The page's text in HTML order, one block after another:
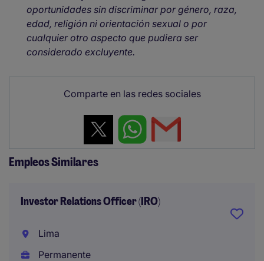
oportunidades sin discriminar por género, raza,
edad, religión ni orientación sexual o por
cualquier otro aspecto que pudiera ser
considerado excluyente.
Comparte en las redes sociales
Empleos Similares
Investor Relations Officer (IRO)
Lima
Permanente